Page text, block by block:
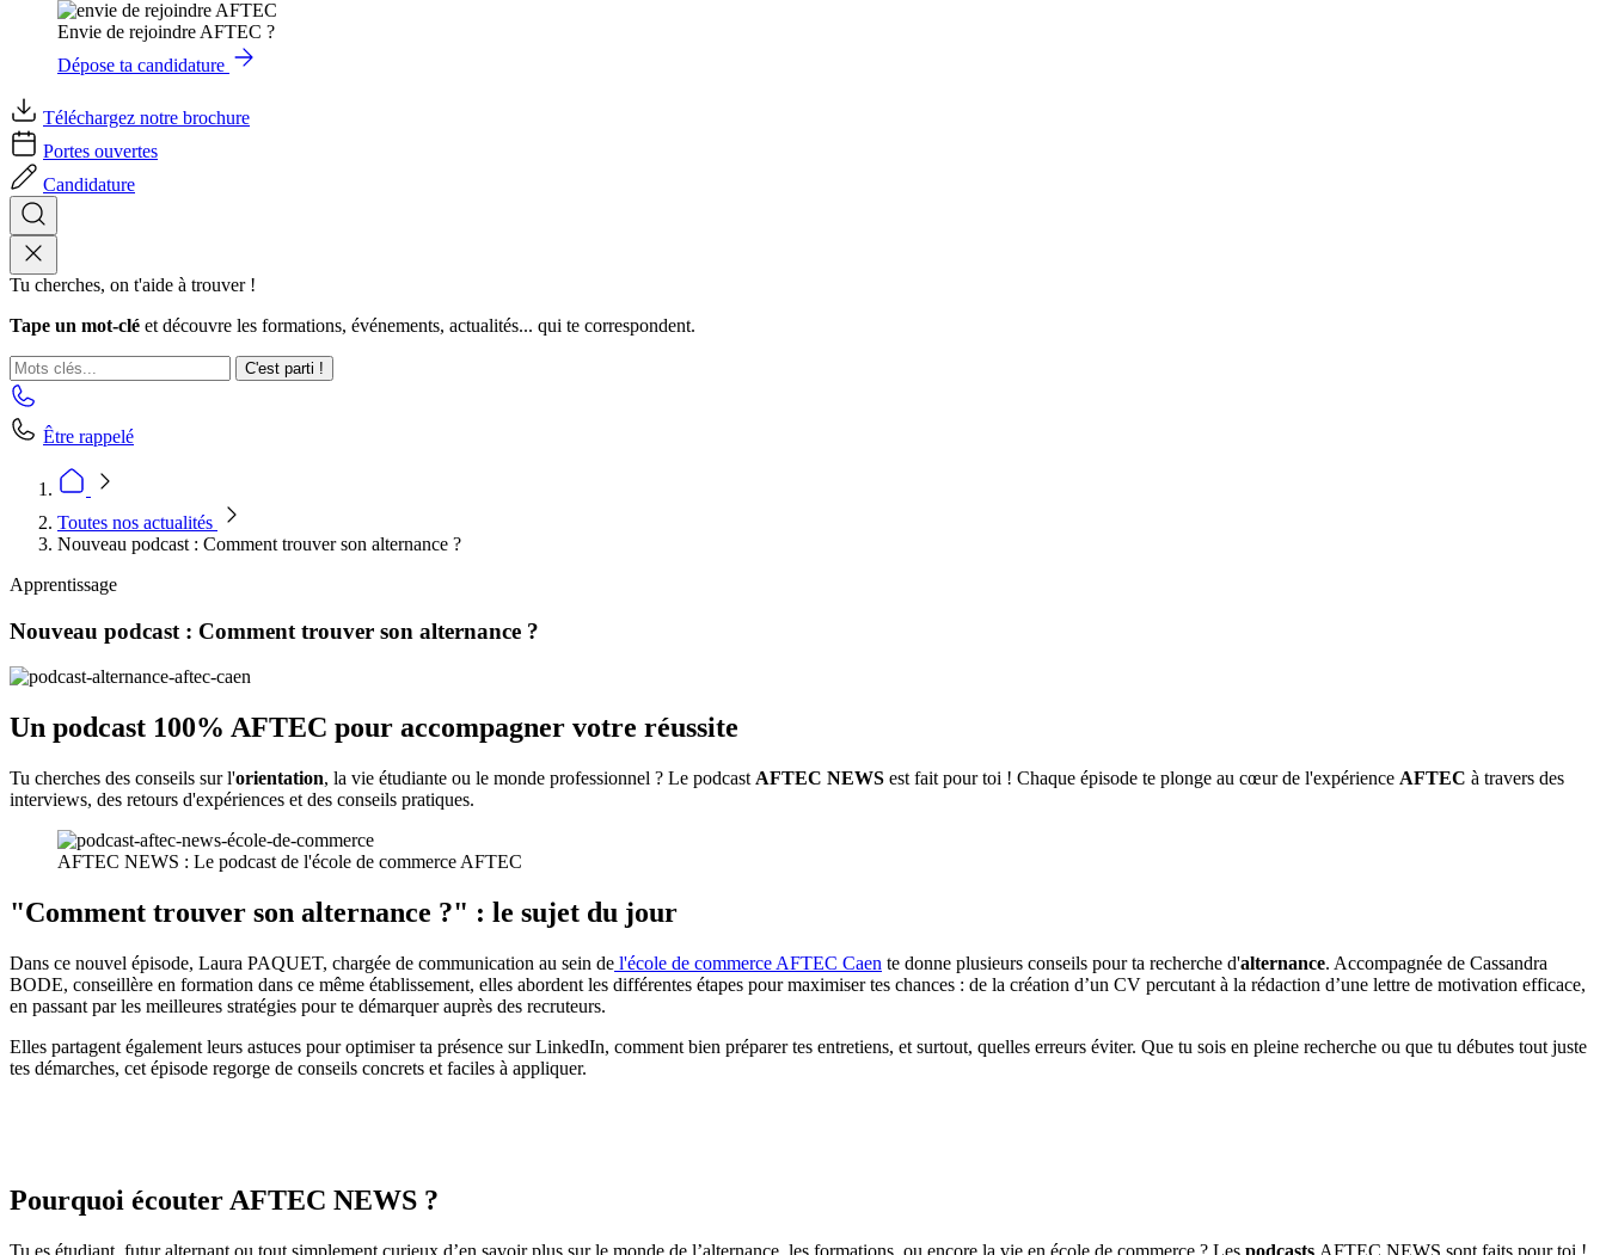
Envie de rejoindre AFTEC ?
Dépose ta candidature
Téléchargez notre brochure
Portes ouvertes
Candidature
Tu cherches, on t'aide à trouver !
Tape un mot-clé et découvre les formations, événements, actualités... qui te correspondent.
C'est parti !
Être rappelé
Toutes nos actualités
Nouveau podcast : Comment trouver son alternance ?
Apprentissage
Nouveau podcast : Comment trouver son alternance ?
Un podcast 100% AFTEC pour accompagner votre réussite
Tu cherches des conseils sur l'orientation, la vie étudiante ou le monde professionnel ? Le podcast AFTEC NEWS est fait pour toi ! Chaque épisode te plonge au cœur de l'expérience AFTEC à travers des
interviews, des retours d'expériences et des conseils pratiques.
AFTEC NEWS : Le podcast de l'école de commerce AFTEC
"Comment trouver son alternance ?" : le sujet du jour
Dans ce nouvel épisode, Laura PAQUET, chargée de communication au sein de l'école de commerce AFTEC Caen te donne plusieurs conseils pour ta recherche d'alternance. Accompagnée de Cassandra
BODE, conseillère en formation dans ce même établissement, elles abordent les différentes étapes pour maximiser tes chances : de la création d’un CV percutant à la rédaction d’une lettre de motivation efficace,
en passant par les meilleures stratégies pour te démarquer auprès des recruteurs.
Elles partagent également leurs astuces pour optimiser ta présence sur LinkedIn, comment bien préparer tes entretiens, et surtout, quelles erreurs éviter. Que tu sois en pleine recherche ou que tu débutes tout juste
tes démarches, cet épisode regorge de conseils concrets et faciles à appliquer.
Pourquoi écouter AFTEC NEWS ?
Tu es étudiant, futur alternant ou tout simplement curieux d’en savoir plus sur le monde de l’alternance, les formations, ou encore la vie en école de commerce ? Les podcasts AFTEC NEWS sont faits pour toi !